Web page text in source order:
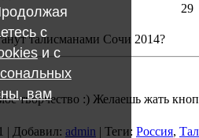
29
талисманами Сочи 2014?
:) Желаешь жать
| Добавил: admin | Теги: Россия,
с
и с
вам